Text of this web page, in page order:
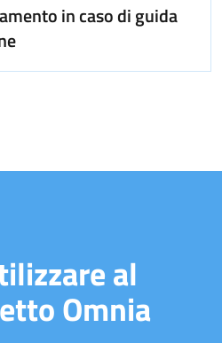
in caso di guida
al
Omnia